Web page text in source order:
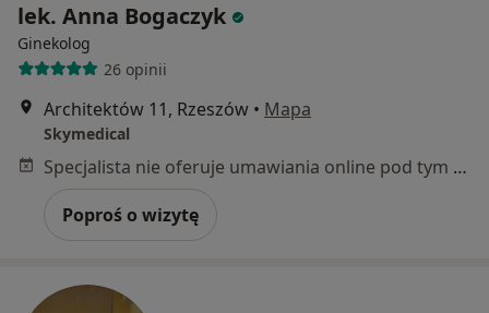
lek. Anna Bogaczyk
Ginekolog
26 opinii
Architektów 11, Rzeszów • Mapa
Skymedical
Specjalista nie oferuje umawiania online pod tym adresem.
Poproś o wizytę